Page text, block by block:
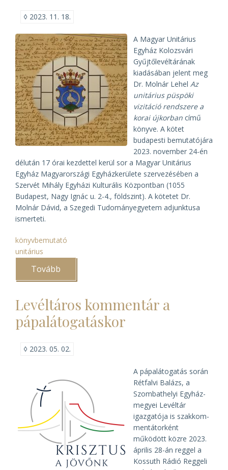
◊ 2023. 11. 18.
A Magyar Unitárius
Egyház Kolozs­vári
Gyűjtő­levél­tárának
kiadásában jelent meg
Dr. Molnár Lehel Az
unitárius püspöki
vizitáció rendszere a
korai újkorban című
könyve. A kötet
budapesti bemutatójára
2023. november 24-én
délután 17 órai kezdettel kerül sor a Magyar Unitárius
Egyház Magyarországi Egyházkerülete szervezésében a
Szervét Mihály Egyházi Kulturális Központban (1055
Budapest, Nagy Ignác u. 2-4., földszint). A kötetet Dr.
Molnár Dávid, a Szegedi Tudományegyetem adjunktusa
ismerteti.
könyvbemutató
unitárius
Tovább
püspöki
rendszere)
Levéltáros kommentár a
pápalátogatáskor
◊ 2023. 05. 02.
A pápa­látogatás során
Rét­falvi Balázs, a
Szombat­helyi Egyház­
megyei Levéltár
igazgatója is szak­kom­
mentá­torként
működött közre 2023.
április 28-án reggel a
Kossuth Rádió Reggeli